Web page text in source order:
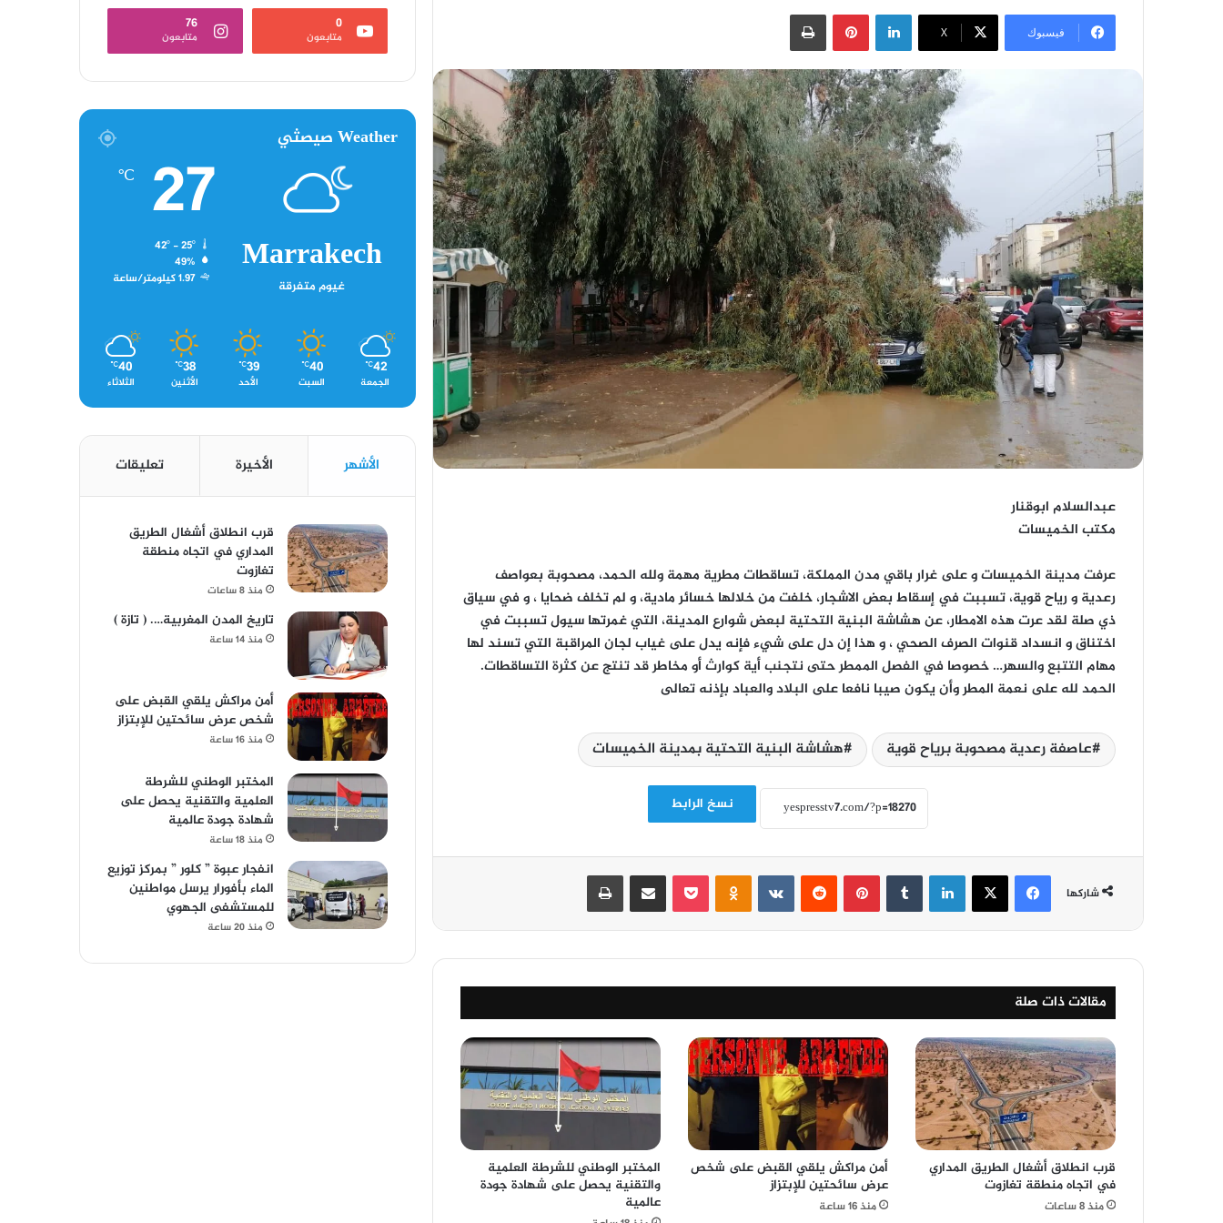
فيسبوك ‫X
لينكدإن بينتيريست
عبدالسلام ابوقنار
مكتب الخميسات
عرفت مدينة الخميسات و على غرار باقي مدن المملكة، تساقطات مطرية مهمة ولله الحمد، مصحوبة بعواصف
رعدية و رياح قوية، تسببت في إسقاط بعض الاشجار، خلفت من خلالها خسائر مادية، و لم تخلف ضحايا ، و في سياق
ذي صلة لقد عرت هذه الامطار، عن هشاشة البنية التحتية لبعض شوارع المدينة، التي غمرتها سيول تسببت في
اختناق و انسداد قنوات الصرف الصحي ، و هذا إن دل على شيء فإنه يدل على غياب لجان المراقبة التي تسند لها
مهام التتبع والسهر… خصوصا في الفصل الممطر حتى نتجنب أية كوارث أو مخاطر قد تنتج عن كثرة التساقطات.
الحمد لله على نعمة المطر وأن يكون صيبا نافعا على البلاد والعباد بإذنه تعالى
عاصفة رعدية مصحوبة برياح قوية هشاشة البنية التحتية بمدينة الخميسات
نسخ الرابط
شاركها
فيسبوك ‫X لينكدإن بينتيريست مشاركة عبر البريد
مقالات ذات صلة
قرب انطلاق أشغال الطريق المداري
في اتجاه منطقة تغازوت
منذ 8 ساعات
أمن مراكش يلقي القبض على شخص
عرض سائحتين للإبتزاز
منذ 16 ساعة
المختبر الوطني للشرطة العلمية
والتقنية يحصل على شهادة جودة
عالمية
0
متابعون
76
متابعون
Weather صيصثي
Marrakech
غيوم متفرقة
27
℃
42º - 25º
49%
1.97 كيلومتر/ساعة
42
℃
الجمعة
40
℃
السبت
39
℃
الأحد
38
℃
الأثنين
40
℃
الثلاثاء
الأشهر الأخيرة تعليقات
قرب انطلاق أشغال الطريق
المداري في اتجاه منطقة
تغازوت
منذ 8 ساعات
تاريخ المدن المغربية…. ( تازة )
منذ 14 ساعة
أمن مراكش يلقي القبض على
شخص عرض سائحتين للإبتزاز
منذ 16 ساعة
المختبر الوطني للشرطة
العلمية والتقنية يحصل على
شهادة جودة عالمية
منذ 18 ساعة
انفجار عبوة ” كلور ” بمركز توزيع
الماء بأفورار يرسل مواطنين
للمستشفى الجهوي
منذ 20 ساعة